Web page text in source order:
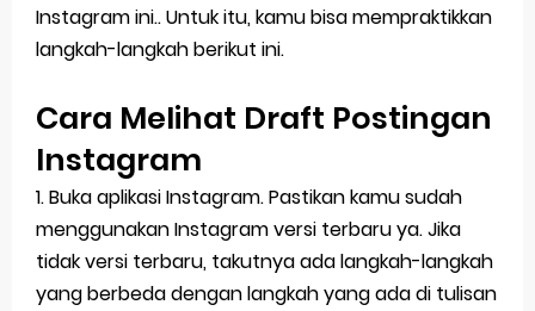
Instagram ini.. Untuk itu, kamu bisa mempraktikkan
langkah-langkah berikut ini.
Cara Melihat Draft Postingan
Instagram
1. Buka aplikasi Instagram. Pastikan kamu sudah
menggunakan Instagram versi terbaru ya. Jika
tidak versi terbaru, takutnya ada langkah-langkah
yang berbeda dengan langkah yang ada di tulisan